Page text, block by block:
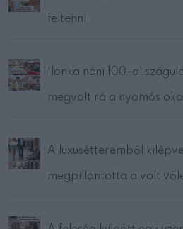
feltenni
Ilonka néni 100-al
megvolt rá a nyomós oka
A luxusétteremből
megpillantotta a volt